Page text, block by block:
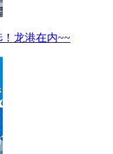
龙港在内~~